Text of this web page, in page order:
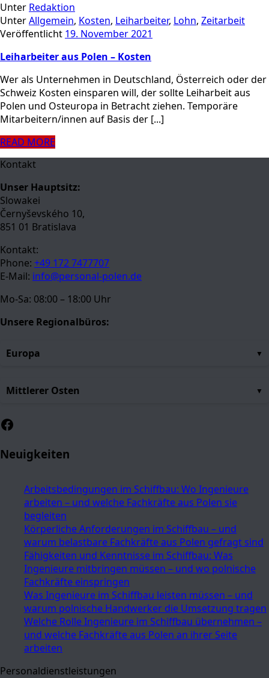
Unter Redaktion
UnterAllgemein, Kosten, Leiharbeiter, Lohn, Zeitarbeit
Veröffentlicht 19. November 2021
Leiharbeiter aus Polen – Kosten
Wer als Unternehmen in Deutschland, Österreich oder der
Schweiz Kosten einsparen will, der sollte Leiharbeit aus
Polen und Osteuropa in Betracht ziehen. Temporäre
Mitarbeitern/innen auf Basis der [...]
READ MORE
Kontakt
Unser Hauptsitz:
Slowakei
Černyševského 10,
851 01 Bratislava
Kontakt:
Phone: +49 172 7477707
E-Mail: info@personal-polen.de
Mo-Sa: 08:00 – 18:00 Uhr
Unsere Regionalbüros:
Europa
Mittlerer Osten
Facebook
Neuigkeiten
Arbeitsbedingungen im Schiffbau: Wo Ingenieure
arbeiten – und welche Fachkräfte aus Polen sie
begleiten
Körperliche Anforderungen im Schiffbau – und
warum belastbare Fachkräfte aus Polen gefragt sind
Fähigkeiten und Kenntnisse im Schiffbau: Was
Ingenieure mitbringen müssen – und wo polnische
Fachkräfte einspringen
Was Ingenieure im Schiffbau leisten müssen – und
warum polnische Handwerker die Umsetzung tragen
Welche Rolle Ingenieure im Schiffbau übernehmen –
und welche Fachkräfte aus Polen an ihrer Seite
arbeiten
Personaldienstleistungen